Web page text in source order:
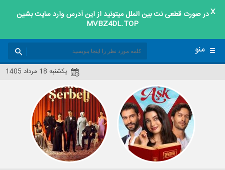
در صورت قطعی نت بین الملل میتونید از این آدرس وارد سایت بشین
MVBZ4DL.TOP
X
دانلود فیلم و سریال
دانلود دوبله فارسی دو ساعته سریال ترکی عشق زیر شیروانی Cati Kati Ask
منو
یکشنبه 18 مرداد 1405